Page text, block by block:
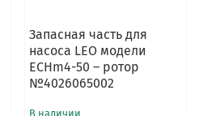
Запасная часть для
насоса LEO модели
ECHm4-50 – ротор
№4026065002
В наличии